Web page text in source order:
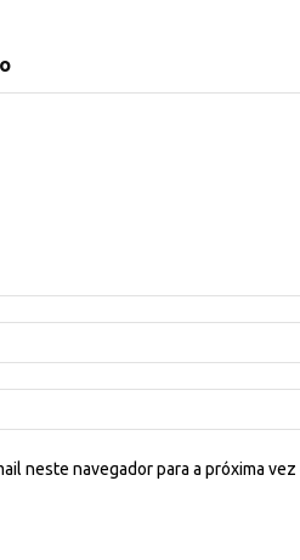
neste navegador para a próxima